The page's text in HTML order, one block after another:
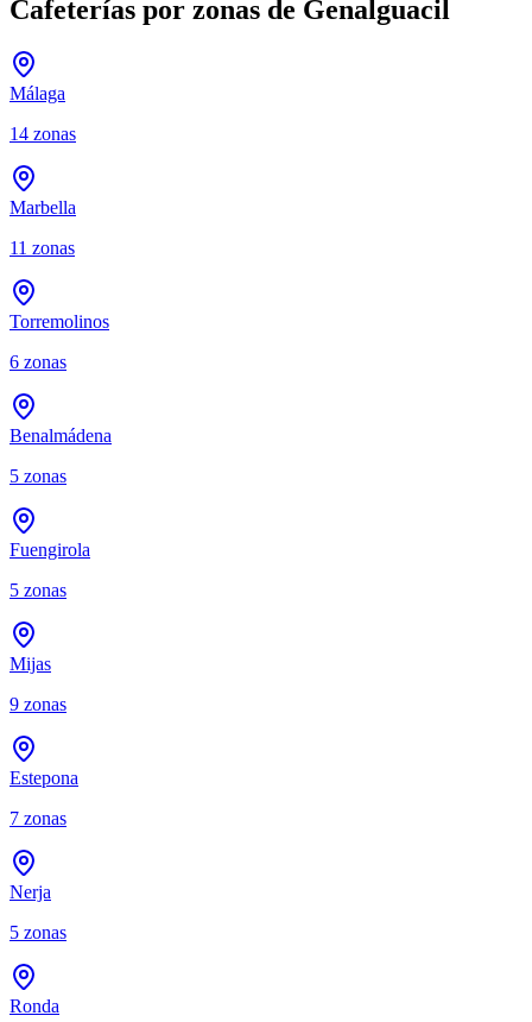
Cafeterías por zonas de Genalguacil
Málaga
14 zonas
Marbella
11 zonas
Torremolinos
6 zonas
Benalmádena
5 zonas
Fuengirola
5 zonas
Mijas
9 zonas
Estepona
7 zonas
Nerja
5 zonas
Ronda